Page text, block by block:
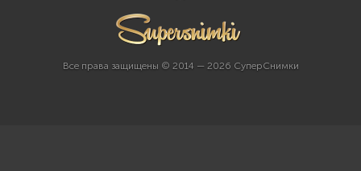
Все права защищены © 2014 — 2026 СуперСнимки